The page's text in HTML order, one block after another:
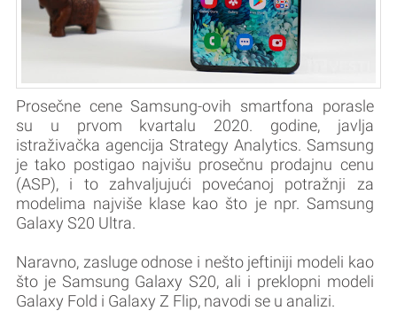
Prosečne cene Samsung-ovih smartfona porasle
su u prvom kvartalu 2020. godine, javlja
istraživačka agencija Strategy Analytics. Samsung
je tako postigao najvišu prosečnu prodajnu cenu
(ASP), i to zahvaljujući povećanoj potražnji za
modelima najviše klase kao što je npr. Samsung
Galaxy S20 Ultra.
Naravno, zasluge odnose i nešto jeftiniji modeli kao
što je Samsung Galaxy S20, ali i preklopni modeli
Galaxy Fold i Galaxy Z Flip, navodi se u analizi.